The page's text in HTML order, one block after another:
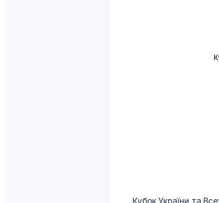
1. Цілі